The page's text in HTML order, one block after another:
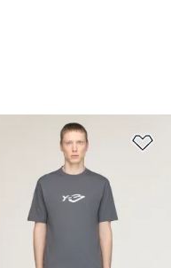
งรายการสินค้าโปรด